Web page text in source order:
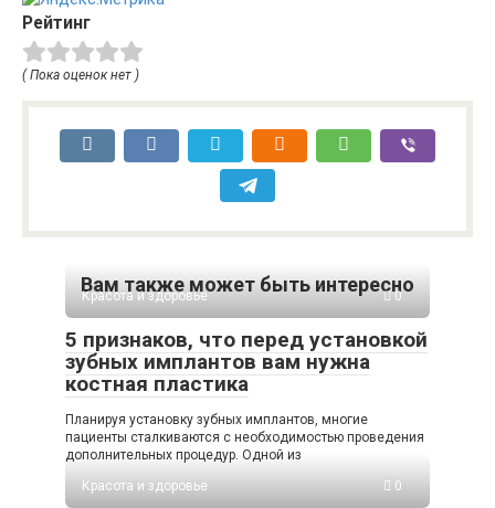
Рейтинг
( Пока оценок нет )
Вам также может быть интересно
Красота и здоровье 0
5 признаков, что перед установкой
зубных имплантов вам нужна
костная пластика
Планируя установку зубных имплантов, многие
пациенты сталкиваются с необходимостью проведения
дополнительных процедур. Одной из
Красота и здоровье
0